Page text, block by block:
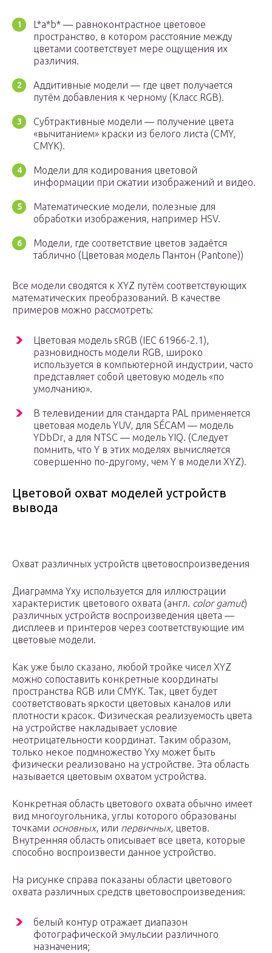
L*a*b* — равноконтрастное цветовое
пространство, в котором расстояние между
цветами соответствует мере ощущения их
различия.
Аддитивные модели — где цвет получается
путём добавления к черному (Класс RGB).
Субтрактивные модели — получение цвета
«вычитанием» краски из белого листа (CMY,
CMYK).
Модели для кодирования цветовой
информации при сжатии изображений и видео.
Математические модели, полезные для
обработки изображения, например HSV.
Модели, где соответствие цветов задаётся
таблично (Цветовая модель Пантон (Pantone))
Все модели сводятся к XYZ путём соответствующих
математических преобразований. В качестве
примеров можно рассмотреть:
Цветовая модель sRGB (IEC 61966-2.1),
разновидность модели RGB, широко
используется в компьютерной индустрии, часто
представляет собой цветовую модель «по
умолчанию».
В телевидении для стандарта PAL применяется
цветовая модель YUV, для SÉCAM — модель
YDbDr, а для NTSC — модель YIQ. (Следует
помнить, что Y в этих моделях вычисляется
совершенно по-другому, чем Y в модели XYZ).
Цветовой охват моделей устройств
вывода
Охват различных устройств цветовоспроизведения
Диаграмма Yxy используется для иллюстрации
характеристик цветового охвата (англ. color gamut)
различных устройств воспроизведения цвета —
дисплеев и принтеров через соответствующие им
цветовые модели.
Как уже было сказано, любой тройке чисел XYZ
можно сопоставить конкретные координаты
пространства RGB или CMYK. Так, цвет будет
соответствовать яркости цветовых каналов или
плотности красок. Физическая реализуемость цвета
на устройстве накладывает условие
неотрицательности координат. Таким образом,
только некое подмножество Yxy может быть
физически реализовано на устройстве. Эта область
называется цветовым охватом устройства.
Конкретная область цветового охвата обычно имеет
вид многоугольника, углы которого образованы
точками основных, или первичных, цветов.
Внутренняя область описывает все цвета, которые
способно воспроизвести данное устройство.
На рисунке справа показаны области цветового
охвата различных средств цветовоспроизведения:
белый контур отражает диапазон
фотографической эмульсии различного
назначения;